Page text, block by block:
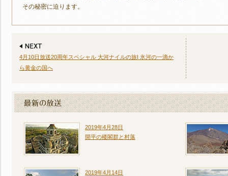
その秘密に迫ります。
4月10日放送20周年スペシャル 大河ナイルの旅I 氷河の一滴か
ら黄金の国へ
2019年4月28日
開平の楼閣群と村落
2019年4月14日